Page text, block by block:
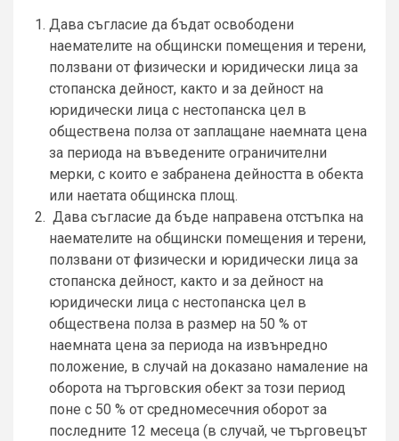
Дава съгласие да бъдат освободени
наемателите на общински помещения и терени,
ползвани от физически и юридически лица за
стопанска дейност, както и за дейност на
юридически лица с нестопанска цел в
обществена полза от заплащане наемната цена
за периода на въведените ограничителни
мерки, с които е забранена дейността в обекта
или наетата общинска площ.
Дава съгласие да бъде направена отстъпка на
наемателите на общински помещения и терени,
ползвани от физически и юридически лица за
стопанска дейност, както и за дейност на
юридически лица с нестопанска цел в
обществена полза в размер на 50 % от
наемната цена за периода на извънредно
положение, в случай на доказано намаление на
оборота на търговския обект за този период
поне с 50 % от средномесечния оборот за
последните 12 месеца (в случай, че търговецът